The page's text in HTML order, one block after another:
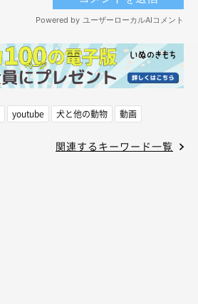
youtube 犬と他の動物 動画
関連するキーワード一覧